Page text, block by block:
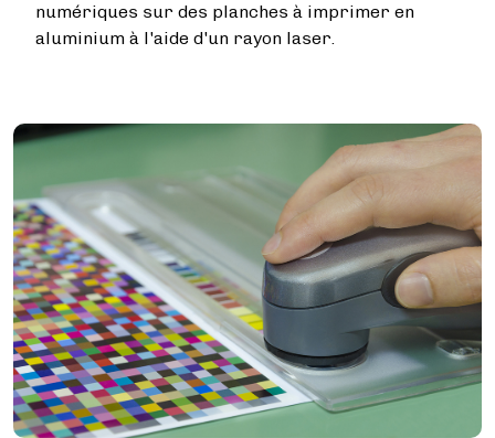
numériques sur des planches à imprimer en
aluminium à l'aide d'un rayon laser.
Image